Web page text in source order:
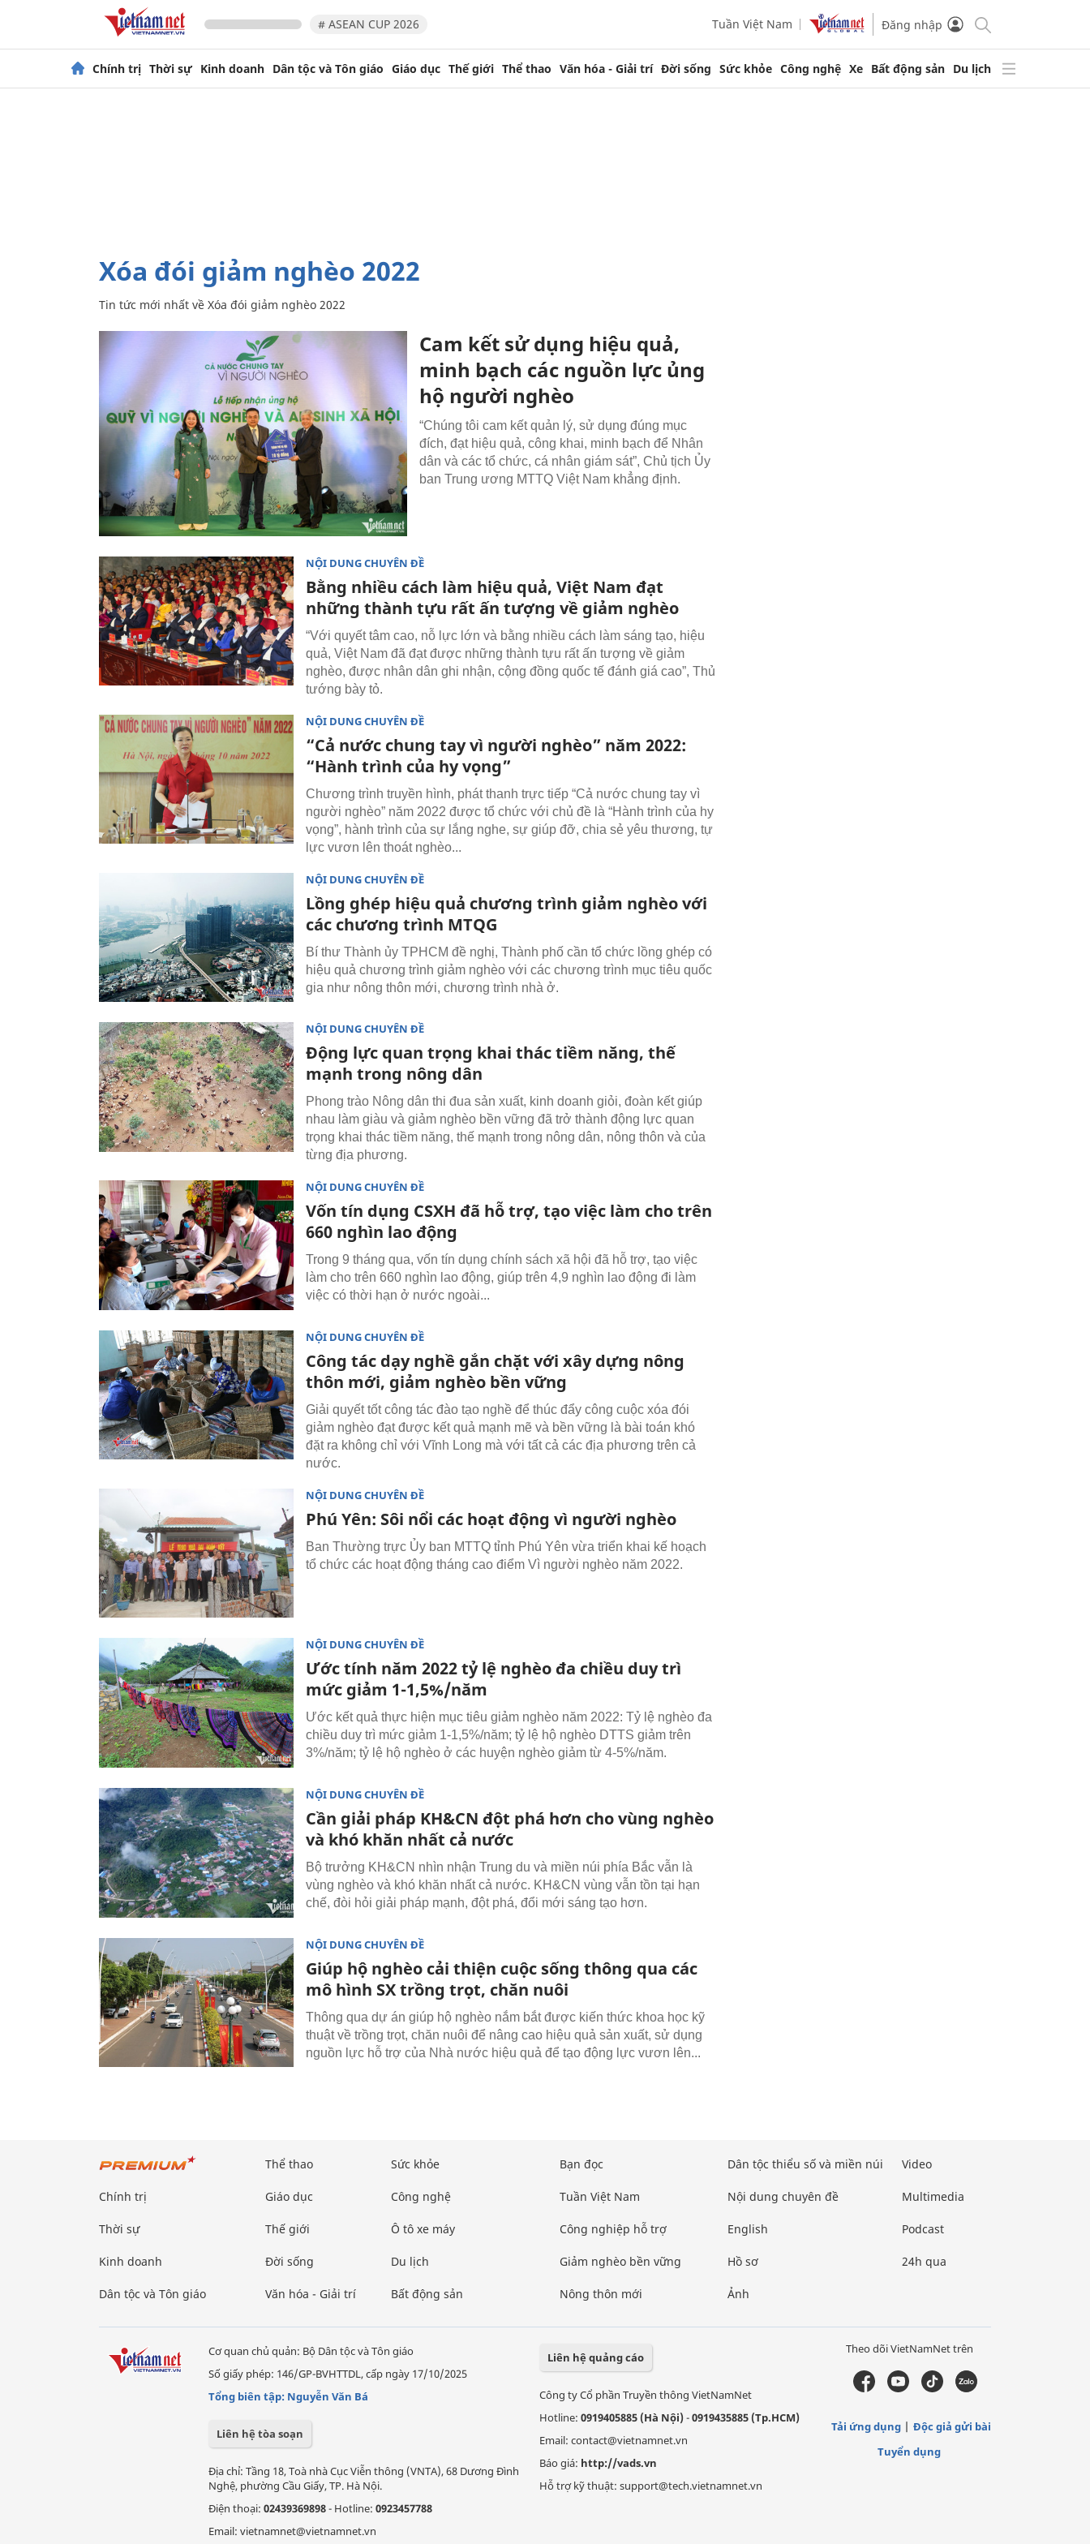
# ASEAN CUP 2026 Tuần Việt Nam Đăng nhập
Chính trị Thời sự Kinh doanh Dân tộc và Tôn giáo Giáo dục Thế giới Thể thao Văn hóa - Giải trí Đời sống Sức khỏe Công nghệ Xe Bất động sản Du lịch
Xóa đói giảm nghèo 2022
Tin tức mới nhất về Xóa đói giảm nghèo 2022
Cam kết sử dụng hiệu quả,
minh bạch các nguồn lực ủng
hộ người nghèo
“Chúng tôi cam kết quản lý, sử dụng đúng mục
đích, đạt hiệu quả, công khai, minh bạch để Nhân
dân và các tổ chức, cá nhân giám sát”, Chủ tịch Ủy
ban Trung ương MTTQ Việt Nam khẳng định.
NỘI DUNG CHUYÊN ĐỀ
Bằng nhiều cách làm hiệu quả, Việt Nam đạt
những thành tựu rất ấn tượng về giảm nghèo
“Với quyết tâm cao, nỗ lực lớn và bằng nhiều cách làm sáng tạo, hiệu
quả, Việt Nam đã đạt được những thành tựu rất ấn tượng về giảm
nghèo, được nhân dân ghi nhận, cộng đồng quốc tế đánh giá cao”, Thủ
tướng bày tỏ.
NỘI DUNG CHUYÊN ĐỀ
“Cả nước chung tay vì người nghèo” năm 2022:
“Hành trình của hy vọng”
Chương trình truyền hình, phát thanh trực tiếp “Cả nước chung tay vì
người nghèo” năm 2022 được tổ chức với chủ đề là “Hành trình của hy
vọng”, hành trình của sự lắng nghe, sự giúp đỡ, chia sẻ yêu thương, tự
lực vươn lên thoát nghèo...
NỘI DUNG CHUYÊN ĐỀ
Lồng ghép hiệu quả chương trình giảm nghèo với
các chương trình MTQG
Bí thư Thành ủy TPHCM đề nghị, Thành phố cần tổ chức lồng ghép có
hiệu quả chương trình giảm nghèo với các chương trình mục tiêu quốc
gia như nông thôn mới, chương trình nhà ở.
NỘI DUNG CHUYÊN ĐỀ
Động lực quan trọng khai thác tiềm năng, thế
mạnh trong nông dân
Phong trào Nông dân thi đua sản xuất, kinh doanh giỏi, đoàn kết giúp
nhau làm giàu và giảm nghèo bền vững đã trở thành động lực quan
trọng khai thác tiềm năng, thế mạnh trong nông dân, nông thôn và của
từng địa phương.
NỘI DUNG CHUYÊN ĐỀ
Vốn tín dụng CSXH đã hỗ trợ, tạo việc làm cho trên
660 nghìn lao động
Trong 9 tháng qua, vốn tín dụng chính sách xã hội đã hỗ trợ, tạo việc
làm cho trên 660 nghìn lao động, giúp trên 4,9 nghìn lao động đi làm
việc có thời hạn ở nước ngoài...
NỘI DUNG CHUYÊN ĐỀ
Công tác dạy nghề gắn chặt với xây dựng nông
thôn mới, giảm nghèo bền vững
Giải quyết tốt công tác đào tạo nghề để thúc đẩy công cuộc xóa đói
giảm nghèo đạt được kết quả mạnh mẽ và bền vững là bài toán khó
đặt ra không chỉ với Vĩnh Long mà với tất cả các địa phương trên cả
nước.
NỘI DUNG CHUYÊN ĐỀ
Phú Yên: Sôi nổi các hoạt động vì người nghèo
Ban Thường trực Ủy ban MTTQ tỉnh Phú Yên vừa triển khai kế hoạch
tổ chức các hoạt động tháng cao điểm Vì người nghèo năm 2022.
NỘI DUNG CHUYÊN ĐỀ
Ước tính năm 2022 tỷ lệ nghèo đa chiều duy trì
mức giảm 1-1,5%/năm
Ước kết quả thực hiện mục tiêu giảm nghèo năm 2022: Tỷ lệ nghèo đa
chiều duy trì mức giảm 1-1,5%/năm; tỷ lệ hộ nghèo DTTS giảm trên
3%/năm; tỷ lệ hộ nghèo ở các huyện nghèo giảm từ 4-5%/năm.
NỘI DUNG CHUYÊN ĐỀ
Cần giải pháp KH&CN đột phá hơn cho vùng nghèo
và khó khăn nhất cả nước
Bộ trưởng KH&CN nhìn nhận Trung du và miền núi phía Bắc vẫn là
vùng nghèo và khó khăn nhất cả nước. KH&CN vùng vẫn tồn tại hạn
chế, đòi hỏi giải pháp mạnh, đột phá, đổi mới sáng tạo hơn.
NỘI DUNG CHUYÊN ĐỀ
Giúp hộ nghèo cải thiện cuộc sống thông qua các
mô hình SX trồng trọt, chăn nuôi
Thông qua dự án giúp hộ nghèo nắm bắt được kiến thức khoa học kỹ
thuật về trồng trọt, chăn nuôi để nâng cao hiệu quả sản xuất, sử dụng
nguồn lực hỗ trợ của Nhà nước hiệu quả để tạo động lực vươn lên...
Chính trị
Thời sự
Kinh doanh
Dân tộc và Tôn giáo
Thể thao
Giáo dục
Thế giới
Đời sống
Văn hóa - Giải trí
Sức khỏe
Công nghệ
Ô tô xe máy
Du lịch
Bất động sản
Bạn đọc
Tuần Việt Nam
Công nghiệp hỗ trợ
Giảm nghèo bền vững
Nông thôn mới
Dân tộc thiểu số và miền núi
Nội dung chuyên đề
English
Hồ sơ
Ảnh
Video
Multimedia
Podcast
24h qua
Cơ quan chủ quản: Bộ Dân tộc và Tôn giáo
Số giấy phép: 146/GP-BVHTTDL, cấp ngày 17/10/2025
Tổng biên tập: Nguyễn Văn Bá
Liên hệ tòa soạn
Địa chỉ: Tầng 18, Toà nhà Cục Viễn thông (VNTA), 68 Dương Đình
Nghệ, phường Cầu Giấy, TP. Hà Nội.
Điện thoại: 02439369898- Hotline: 0923457788
Email: vietnamnet@vietnamnet.vn
Liên hệ quảng cáo
Công ty Cổ phần Truyền thông VietNamNet
Hotline: 0919405885 (Hà Nội)-0919435885 (Tp.HCM)
Email: contact@vietnamnet.vn
Báo giá: http://vads.vn
Hỗ trợ kỹ thuật: support@tech.vietnamnet.vn
Theo dõi VietNamNet trên
Tải ứng dụng
Độc giả gửi bài
Tuyển dụng